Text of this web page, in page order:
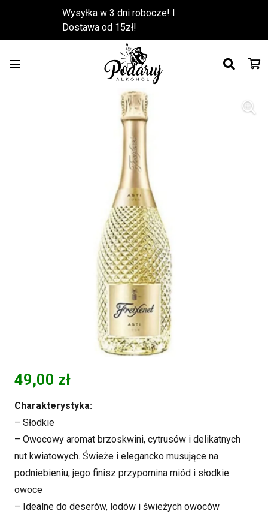
Wysyłka w 3 dni robocze! l
Dostawa od 15zł!
49,00 zł
Charakterystyka:
– Słodkie
– Owocowy aromat brzoskwini, cytrusów i delikatnych
nut kwiatowych. Świeże i elegancko musujące na
podniebieniu, jego finisz przypomina miód i słodkie
owoce
– Idealne do deserów, lodów i świeżych owoców